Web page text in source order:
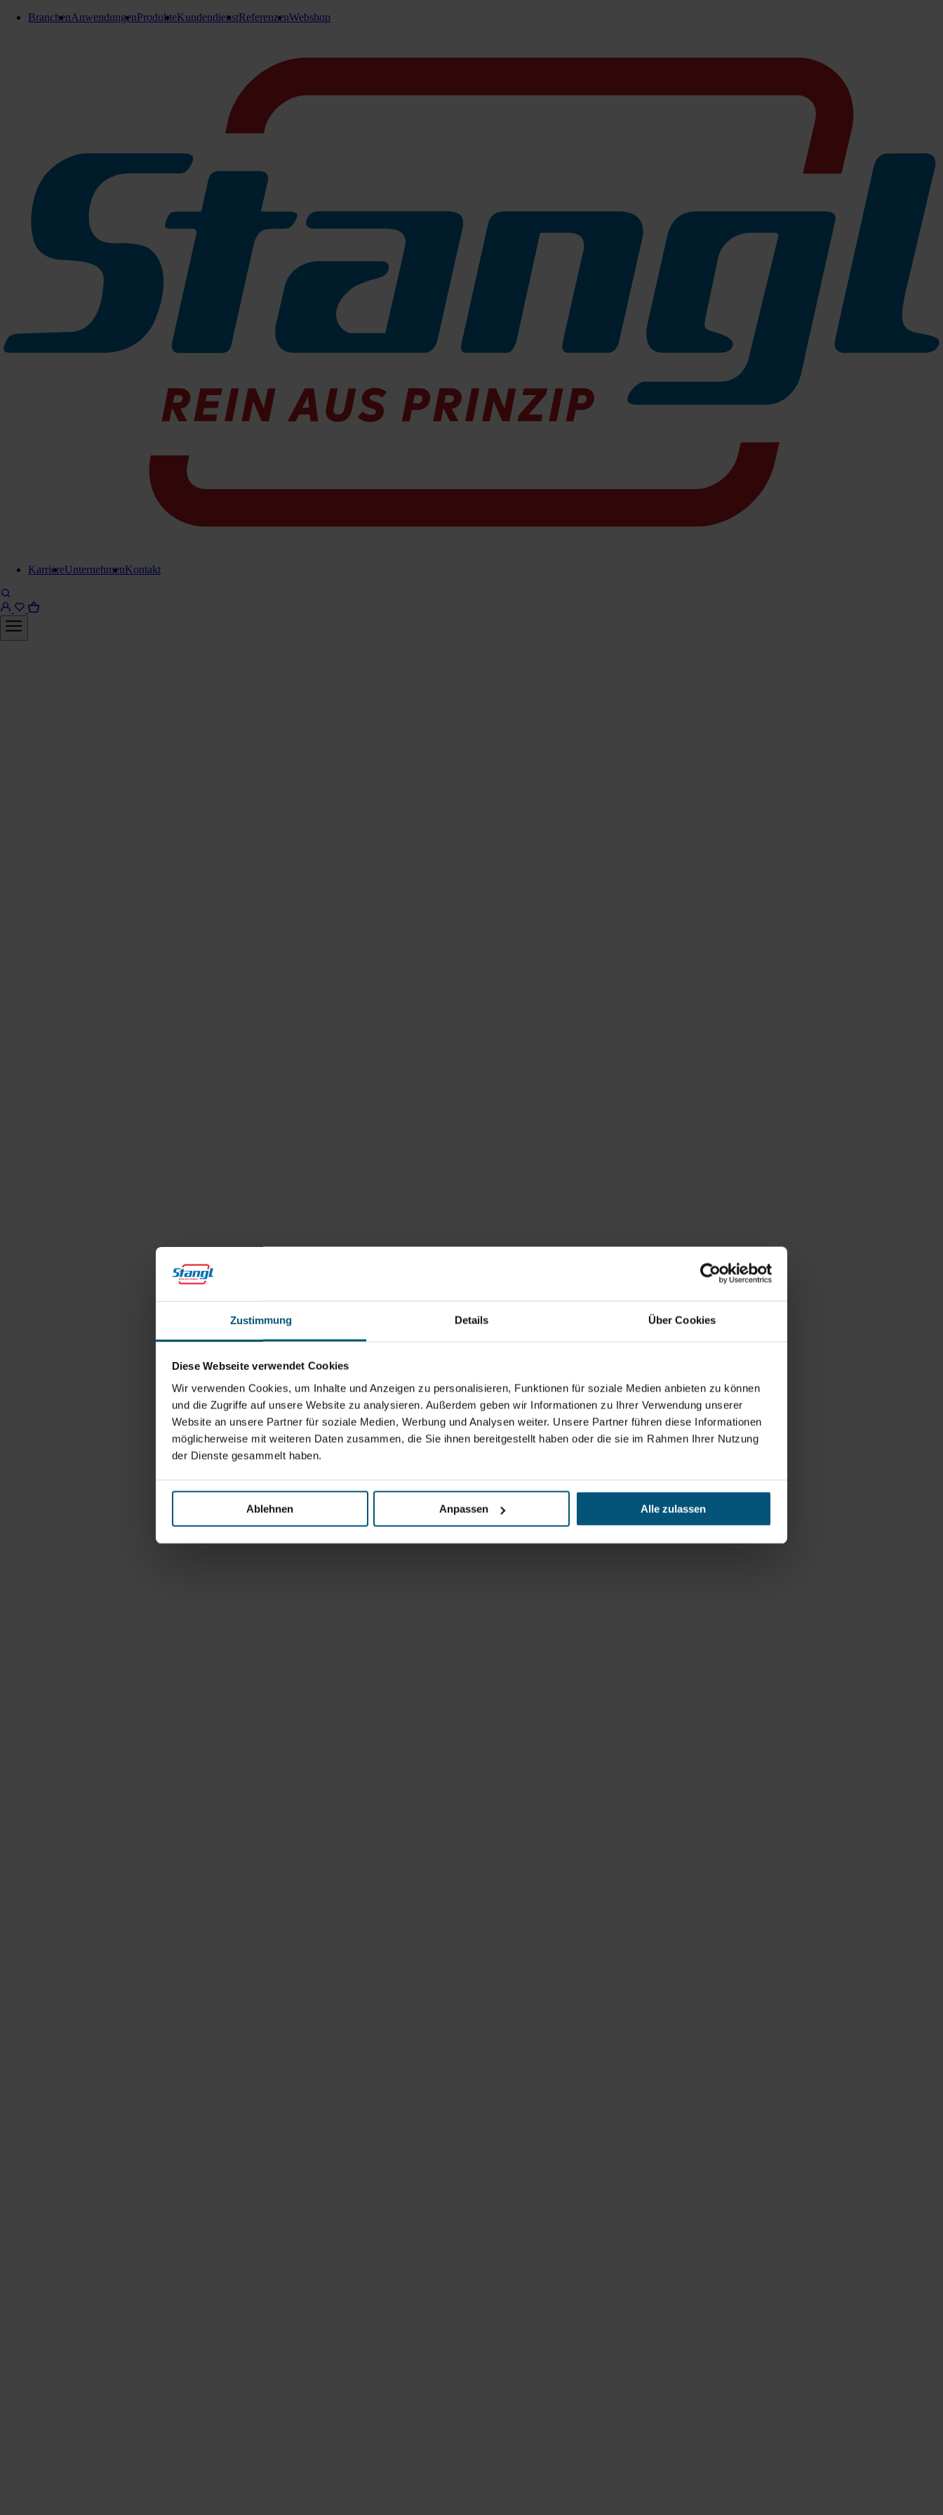
Zustimmung Details Über Cookies
Diese Webseite verwendet Cookies
Wir verwenden Cookies, um Inhalte und Anzeigen zu personalisieren, Funktionen für soziale Medien anbieten zu können
und die Zugriffe auf unsere Website zu analysieren. Außerdem geben wir Informationen zu Ihrer Verwendung unserer
Website an unsere Partner für soziale Medien, Werbung und Analysen weiter. Unsere Partner führen diese Informationen
möglicherweise mit weiteren Daten zusammen, die Sie ihnen bereitgestellt haben oder die sie im Rahmen Ihrer Nutzung
der Dienste gesammelt haben.
Ablehnen Anpassen Alle zulassen
BranchenAnwendungenProdukteKundendienstReferenzenWebshop
KarriereUnternehmenKontakt
Reinigungstücher
Durch die spezielle Wabenstruktur wird eine größere Oberfläche erreicht, eine deutlich höhere Flüssigkeitsaufnahme ist damit garantiert. Trotz des geringen Eigengewichts besitzt dieses Geschirrtuch
Farben: saisonal gemischt
Zu den Produktinfos
1 Packung= 2 Geschirrtücher
Demnächst lieferbar
Lieferung in 6-8 Werktagen
Kontaktieren Sie uns!